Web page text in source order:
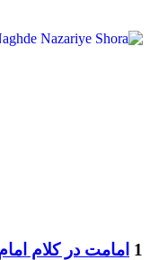
1 امامت در کلام